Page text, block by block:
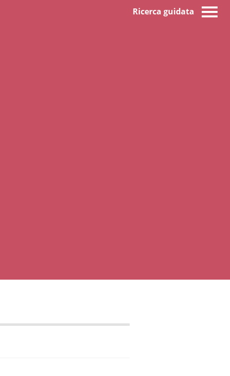
Ricerca guidata